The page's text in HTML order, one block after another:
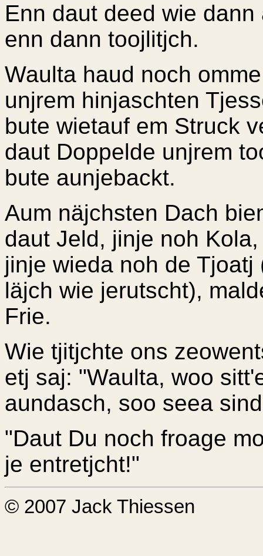
Enn daut deed wie
enn dann toojlitjch.
Waulta haud noch
unjrem hinjaschten
bute wietauf em Struck
daut Doppelde unjrem
bute aunjebackt.
Aum näjchsten Dach
daut Jeld, jinje noh
jinje wieda noh de
läjch wie jerutscht),
Frie.
Wie tjitjchte ons
etj saj: "Waulta, woo
aundasch, soo seea
"Daut Du noch froage
je entretjcht!"
© 2007 Jack Thiessen